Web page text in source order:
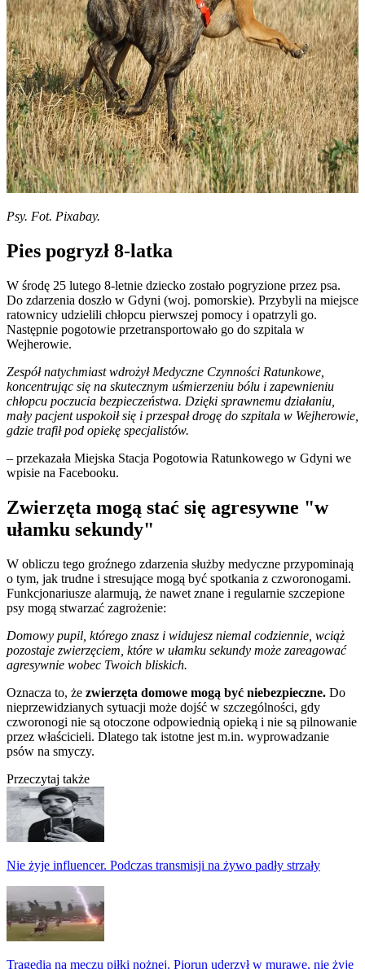
Psy. Fot. Pixabay.
Pies pogryzł 8-latka
W środę 25 lutego 8-letnie dziecko zostało pogryzione przez psa.
Do zdarzenia doszło w Gdyni (woj. pomorskie). Przybyli na miejsce
ratownicy udzielili chłopcu pierwszej pomocy i opatrzyli go.
Następnie pogotowie przetransportowało go do szpitala w
Wejherowie.
Zespół natychmiast wdrożył Medyczne Czynności Ratunkowe,
koncentrując się na skutecznym uśmierzeniu bólu i zapewnieniu
chłopcu poczucia bezpieczeństwa. Dzięki sprawnemu działaniu,
mały pacjent uspokoił się i przespał drogę do szpitala w Wejherowie,
gdzie trafił pod opiekę specjalistów.
– przekazała Miejska Stacja Pogotowia Ratunkowego w Gdyni we
wpisie na Facebooku.
Zwierzęta mogą stać się agresywne "w
ułamku sekundy"
W obliczu tego groźnego zdarzenia służby medyczne przypominają
o tym, jak trudne i stresujące mogą być spotkania z czworonogami.
Funkcjonariusze alarmują, że nawet znane i regularnie szczepione
psy mogą stwarzać zagrożenie:
Domowy pupil, którego znasz i widujesz niemal codziennie, wciąż
pozostaje zwierzęciem, które w ułamku sekundy może zareagować
agresywnie wobec Twoich bliskich.
Oznacza to, że zwierzęta domowe mogą być niebezpieczne. Do
nieprzewidzianych sytuacji może dojść w szczególności, gdy
czworonogi nie są otoczone odpowiednią opieką i nie są pilnowanie
przez właścicieli. Dlatego tak istotne jest m.in. wyprowadzanie
psów na smyczy.
Przeczytaj także
Nie żyje influencer. Podczas transmisji na żywo padły strzały
Tragedia na meczu piłki nożnej. Piorun uderzył w murawę, nie żyje